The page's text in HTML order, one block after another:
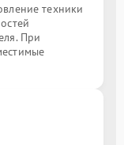
техники
При